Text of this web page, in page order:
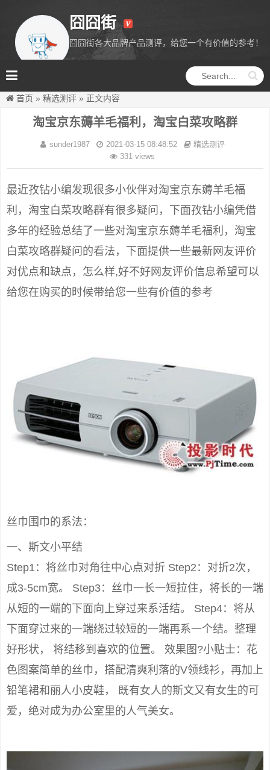
囧囧街
囧囧街各大品牌产品测评，给您一个有价值的参考！
首页 » 精选测评 » 正文内容
淘宝京东薅羊毛福利，淘宝白菜攻略群
sunder1987 2021-03-15 08:48:52
精选测评
331 views
最近孜钻小编发现很多小伙伴对淘宝京东薅羊毛福
利，淘宝白菜攻略群有很多疑问，下面孜钻小编凭借
多年的经验总结了一些对淘宝京东薅羊毛福利，淘宝
白菜攻略群疑问的看法，下面提供一些最新网友评价
对优点和缺点，怎么样,好不好网友评价信息希望可以
给您在购买的时候带给您一些有价值的参考
丝巾围巾的系法：
一、斯文小平结
Step1：将丝巾对角往中心点对折 Step2：对折2次，
成3-5cm宽。 Step3：丝巾一长一短拉住，将长的一端
从短的一端的下面向上穿过来系活结。 Step4：将从
下面穿过来的一端绕过较短的一端再系一个结。整理
好形状， 将结移到喜欢的位置。 效果图?小贴士：花
色图案简单的丝巾，搭配清爽利落的V领线衫，再加上
铅笔裙和丽人小皮鞋， 既有女人的斯文又有女生的可
爱，绝对成为办公室里的人气美女。